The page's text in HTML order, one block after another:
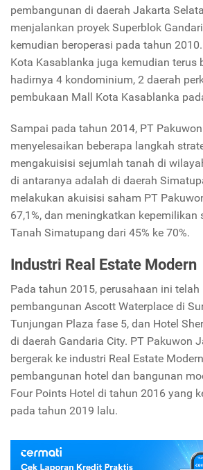
pembangunan di daerah Jakarta
menjalankan proyek Superblok
kemudian beroperasi pada tahun
Kota Kasablanka juga kemudian terus
hadirnya 4 kondominium, 2 daerah
pembukaan Mall Kota Kasablanka
Sampai pada tahun 2014, PT
menyelesaikan beberapa langkah
mengakuisisi sejumlah tanah di
di antaranya adalah di daerah
melakukan akuisisi saham PT
67,1%, dan meningkatkan kepemilikan
Tanah Simatupang dari 45% ke 70%.
Industri Real Estate Modern
Pada tahun 2015, perusahaan ini telah
pembangunan Ascott Waterplace di
Tunjungan Plaza fase 5, dan Hotel
di daerah Gandaria City. PT Pakuwon
bergerak ke industri Real Estate
pembangunan hotel dan bangunan
Four Points Hotel di tahun 2016 yang
pada tahun 2019 lalu.